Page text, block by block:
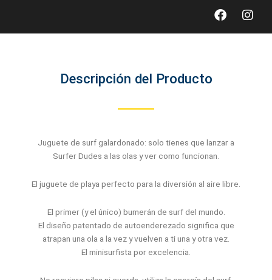
Descripción del Producto
Juguete de surf galardonado: solo tienes que lanzar a
Surfer Dudes a las olas y ver como funcionan.
El juguete de playa perfecto para la diversión al aire libre.
El primer (y el único) bumerán de surf del mundo.
El diseño patentado de autoenderezado significa que
atrapan una ola a la vez y vuelven a ti una y otra vez.
El minisurfista por excelencia.